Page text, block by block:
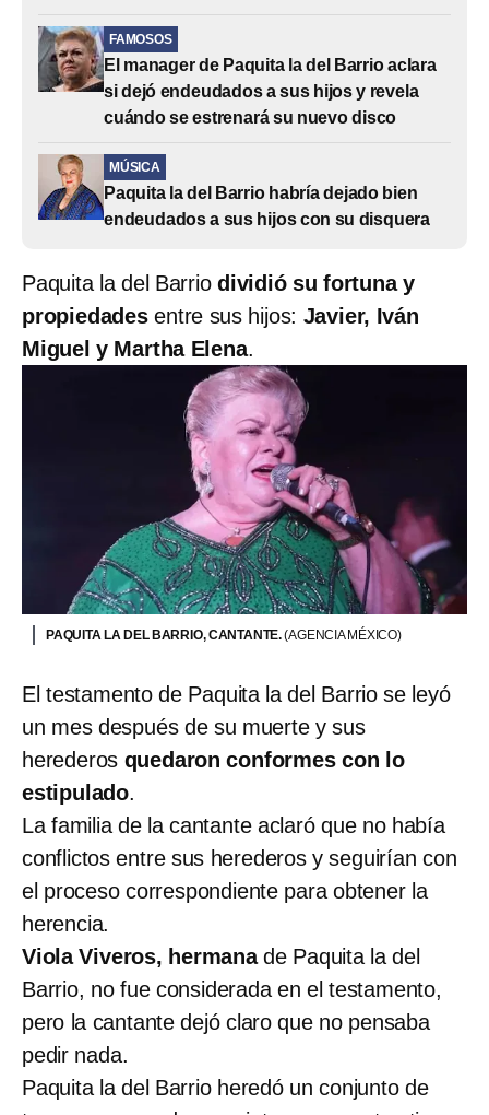
FAMOSOS
El manager de Paquita la del Barrio aclara
si dejó endeudados a sus hijos y revela
cuándo se estrenará su nuevo disco
MÚSICA
Paquita la del Barrio habría dejado bien
endeudados a sus hijos con su disquera
Paquita la del Barrio dividió su fortuna y
propiedadesentre sus hijos: Javier, Iván
Miguel y Martha Elena.
PAQUITA LA DEL BARRIO, CANTANTE.(AGENCIA MÉXICO)
El testamento de Paquita la del Barrio se leyó
un mes después de su muerte y sus
herederos quedaron conformes con lo
estipulado.
La familia de la cantante aclaró que no había
conflictos entre sus herederos y seguirían con
el proceso correspondiente para obtener la
herencia.
Viola Viveros, hermanade Paquita la del
Barrio, no fue considerada en el testamento,
pero la cantante dejó claro que no pensaba
pedir nada.
Paquita la del Barrio heredó un conjunto de